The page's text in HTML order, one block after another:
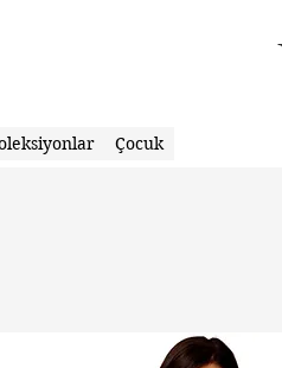
Çocuk